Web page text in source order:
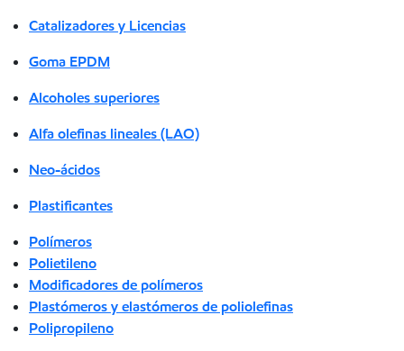
Catalizadores y Licencias
Goma EPDM
Alcoholes superiores
Alfa olefinas lineales (LAO)
Neo-ácidos
Plastificantes
Polímeros
Polietileno
Modificadores de polímeros
Plastómeros y elastómeros de poliolefinas
Polipropileno